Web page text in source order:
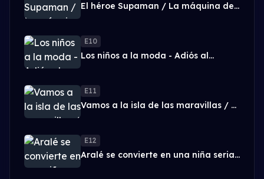
El héroe Supaman / La máquina de
E10
Los niños a la moda - Adiós al
E11
Vamos a la isla de las maravillas / El
E12
Aralé se convierte en una niña seria